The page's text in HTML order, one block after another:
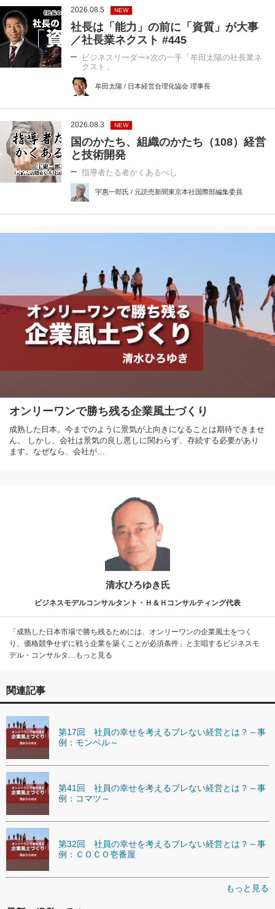
2026.08.5 NEW
社長は「能力」の前に「資質」が大事
／社長業ネクスト #445
ビジネスリーダー×次の一手「牟田太陽の社長業ネ
クスト」
牟田太陽 / 日本経営合理化協会 理事長
2026.08.3 NEW
国のかたち、組織のかたち（108）経営
と技術開発
指導者たる者かくあるべし
宇惠一郎氏 / 元読売新聞東京本社国際部編集委員
オンリーワンで勝ち残る企業風土づくり
成熟した日本。今までのように景気が上向きになることは期待できませ
ん。 しかし、会社は景気の良し悪しに関わらず、存続する必要があり
ます。なぜなら、会社が…
清水ひろゆき氏
ビジネスモデルコンサルタント・Ｈ＆Ｈコンサルティング代表
「成熟した日本市場で勝ち残るためには、オンリーワンの企業風土をつく
り、価格競争せずに戦う企業を築くことが必須条件」と主唱するビジネスモ
デル・コンサルタ…もっと見る
関連記事
第17回 社員の幸せを考えるブレない経営とは？～事
例：モンベル～
第41回 社員の幸せを考えるブレない経営とは？～事
例：コマツ～
第32回 社員の幸せを考えるブレない経営とは？～事
例：ＣＯＣＯ壱番屋
もっと見る